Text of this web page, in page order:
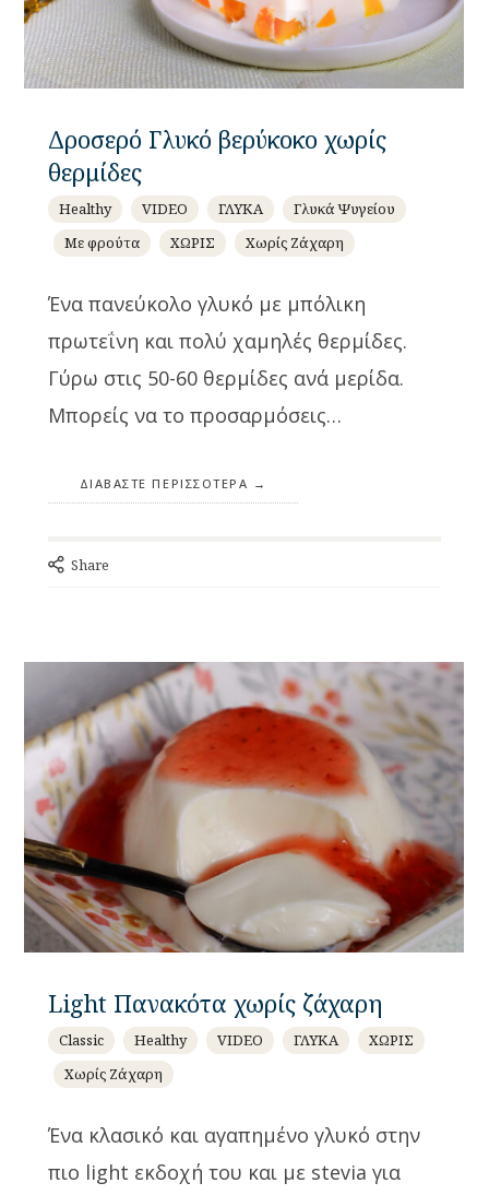
Δροσερό Γλυκό βερύκοκο χωρίς
θερμίδες
Healthy VIDEO ΓΛΥΚΑ
Γλυκά Ψυγείου
Με φρούτα
ΧΩΡΙΣ Χωρίς Ζάχαρη
Ένα πανεύκολο γλυκό με μπόλικη
πρωτεΐνη και πολύ χαμηλές θερμίδες.
Γύρω στις 50-60 θερμίδες ανά μερίδα.
Μπορείς να το προσαρμόσεις…
ΔΙΑΒΆΣΤΕ ΠΕΡΙΣΣΌΤΕΡΑ
Share
Light Πανακότα χωρίς ζάχαρη
Classic Healthy VIDEO ΓΛΥΚΑ
ΧΩΡΙΣ
Χωρίς Ζάχαρη
Ένα κλασικό και αγαπημένο γλυκό στην
πιο light εκδοχή του και με stevia για